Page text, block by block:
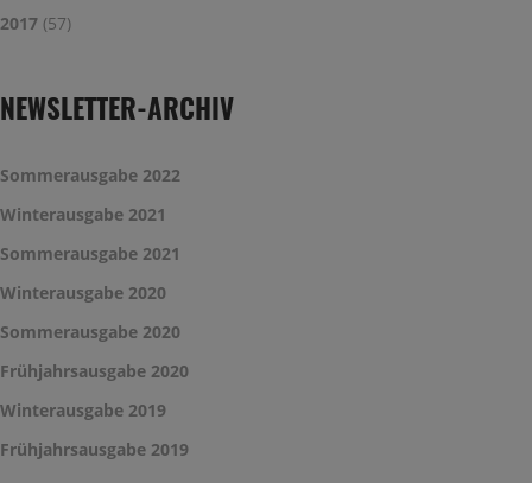
2017 (57)
NEWSLETTER-ARCHIV
Sommerausgabe 2022
Winterausgabe 2021
Sommerausgabe 2021
Winterausgabe 2020
Sommerausgabe 2020
Frühjahrsausgabe 2020
Winterausgabe 2019
Frühjahrsausgabe 2019